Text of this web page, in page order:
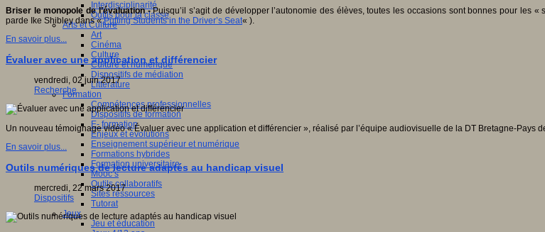
Interdisciplinarité
Outils pour la classe
Arts et Culture
Art
Cinéma
Culture
Culture et numérique
Dispositifs de médiation
Littérature
Formation
Compétences professionnelles
Dispositifs de formation
E- formation
Enjeux et évolutions
Enseignement supérieur et numérique
Formations hybrides
Formation universitaire
Mooc’s
Outils collaboratifs
Sites ressources
Tutorat
Jeux
Jeu et éducation
Briser le monopole de l’évaluation -Puisqu’il s’agit de développer l’autonomie des élèves, toutes les occasions sont bonnes pour
parde Ike Shibley dans «Putting Students in the Driver’s Seat« ).
En savoir plus...
Évaluer avec une application et différencier
vendredi, 02 juin 2017
Recherche
Un nouveau témoignage vidéo « Évaluer avec une application et différencier », réalisé par l’équipe audiovisuelle de la DT Bretagne-Pays
En savoir plus...
Outils numériques de lecture adaptés au handicap visuel
mercredi, 22 mars 2017
Dispositifs